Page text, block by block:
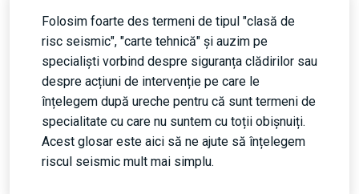
Folosim foarte des termeni de tipul "clasă de
risc seismic", "carte tehnică" și auzim pe
specialiști vorbind despre siguranța clădirilor sau
despre acțiuni de intervenție pe care le
înțelegem după ureche pentru că sunt termeni de
specialitate cu care nu suntem cu toții obișnuiți.
Acest glosar este aici să ne ajute să înțelegem
riscul seismic mult mai simplu.